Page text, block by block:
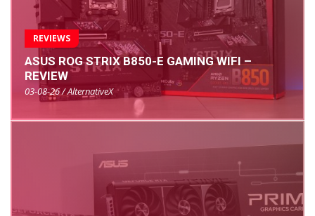
REVIEWS
ASUS ROG STRIX B850-E GAMING WIFI –
REVIEW
03-08-26 / AlternativeX